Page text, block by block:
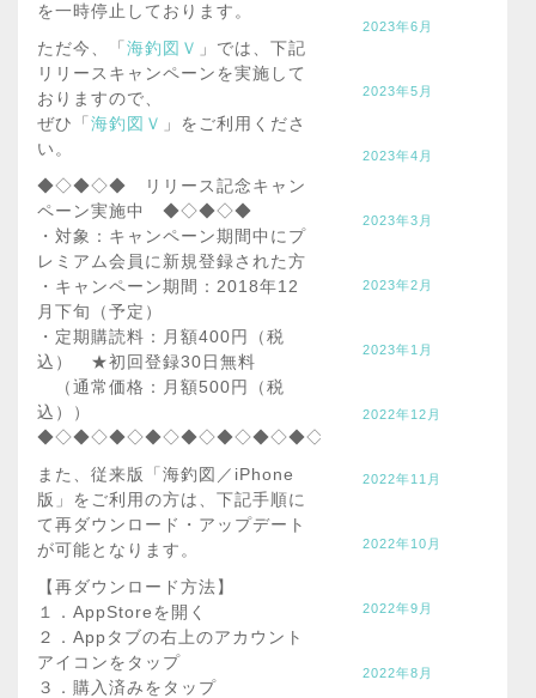
を一時停止しております。
ただ今、「 海釣図Ｖ 」では、下記
リリースキャンペーンを実施して
おりますので、
ぜひ「 海釣図Ｖ 」をご利用くださ
い。
◆◇◆◇◆ リリース記念キャン
ペーン実施中 ◆◇◆◇◆
・対象：キャンペーン期間中にプ
レミアム会員に新規登録された方
・キャンペーン期間：2018年12
月下旬（予定）
・定期購読料：月額400円（税
込） ★初回登録30日無料
（通常価格：月額500円（税
込））
◆◇◆◇◆◇◆◇◆◇◆◇◆◇◆◇◆◇◆◇◆◇◆◇◆◇◆
また、従来版「海釣図／iPhone
版」をご利用の方は、下記手順に
て再ダウンロード・アップデート
が可能となります。
【再ダウンロード方法】
１．AppStoreを開く
２．Appタブの右上のアカウント
アイコンをタップ
３．購入済みをタップ
2023年6月
2023年5月
2023年4月
2023年3月
2023年2月
2023年1月
2022年12月
2022年11月
2022年10月
2022年9月
2022年8月